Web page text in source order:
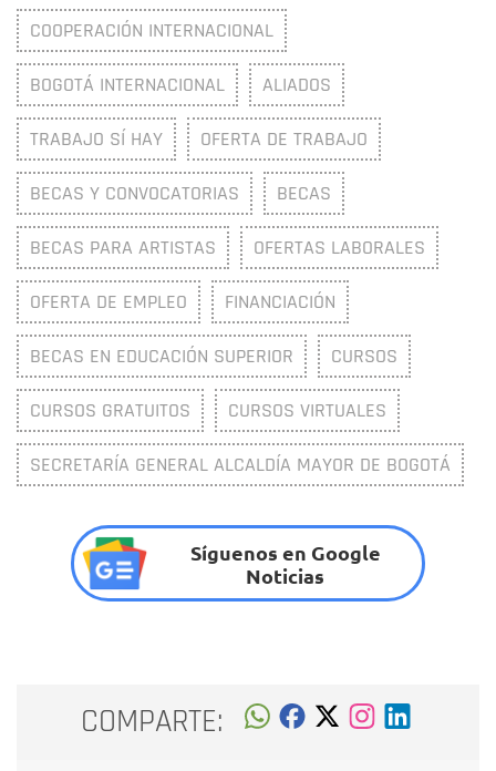
COOPERACIÓN INTERNACIONAL
BOGOTÁ INTERNACIONAL ALIADOS
TRABAJO SÍ HAY OFERTA DE TRABAJO
BECAS Y CONVOCATORIAS BECAS
BECAS PARA ARTISTAS OFERTAS LABORALES
OFERTA DE EMPLEO FINANCIACIÓN
BECAS EN EDUCACIÓN SUPERIOR CURSOS
CURSOS GRATUITOS CURSOS VIRTUALES
SECRETARÍA GENERAL ALCALDÍA MAYOR DE BOGOTÁ
Síguenos en Google
Noticias
COMPARTE: